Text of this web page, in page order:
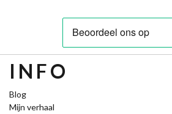
INFO
Blog
Mijn verhaal